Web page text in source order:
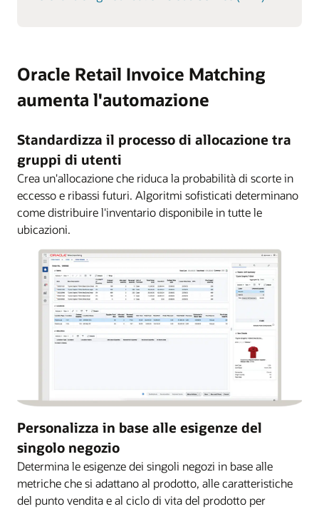
Oracle Retail Invoice Matching
aumenta l'automazione
Standardizza il processo di allocazione tra
gruppi di utenti
Crea un'allocazione che riduca la probabilità di scorte in
eccesso e ribassi futuri. Algoritmi sofisticati determinano
come distribuire l'inventario disponibile in tutte le
ubicazioni.
Personalizza in base alle esigenze del
singolo negozio
Determina le esigenze dei singoli negozi in base alle
metriche che si adattano al prodotto, alle caratteristiche
del punto vendita e al ciclo di vita del prodotto per